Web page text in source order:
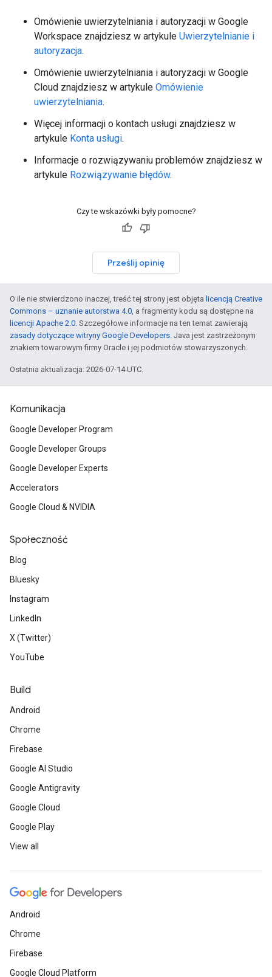
Omówienie uwierzytelniania i autoryzacji w Google
Workspace znajdziesz w artykule Uwierzytelnianie i
autoryzacja.
Omówienie uwierzytelniania i autoryzacji w Google
Cloud znajdziesz w artykule Omówienie
uwierzytelniania.
Więcej informacji o kontach usługi znajdziesz w
artykule Konta usługi.
Informacje o rozwiązywaniu problemów znajdziesz w
artykule Rozwiązywanie błędów.
Czy te wskazówki były pomocne?
Prześlij opinię
O ile nie stwierdzono inaczej, treść tej strony jest objęta licencją Creative
Commons – uznanie autorstwa 4.0, a fragmenty kodu są dostępne na
licencji Apache 2.0. Szczegółowe informacje na ten temat zawierają
zasady dotyczące witryny Google Developers. Java jest zastrzeżonym
znakiem towarowym firmy Oracle i jej podmiotów stowarzyszonych.
Ostatnia aktualizacja: 2026-07-14 UTC.
Komunikacja
Google Developer Program
Google Developer Groups
Google Developer Experts
Accelerators
Google Cloud & NVIDIA
Społeczność
Blog
Bluesky
Instagram
LinkedIn
X (Twitter)
YouTube
Build
Android
Chrome
Firebase
Google AI Studio
Google Antigravity
Google Cloud
Google Play
View all
Android
Chrome
Firebase
Google Cloud Platform